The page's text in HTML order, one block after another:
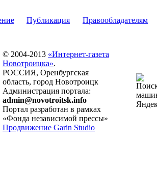
Публикация Правообладателям
© 2004-2013 «Интернет-газета
Новотроицка».
РОССИЯ, Оренбургская
область, город Новотроицк
Администрация портала:
admin@novotroitsk.info
Портал разработан в рамках
«Фонда независимой прессы»
Продвижение Garin Studio